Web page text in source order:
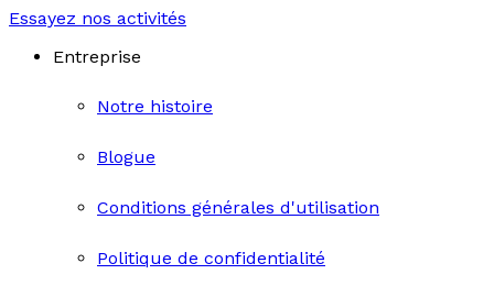
Essayez nos activités
Entreprise
Notre histoire
Blogue
Conditions générales d'utilisation
Politique de confidentialité